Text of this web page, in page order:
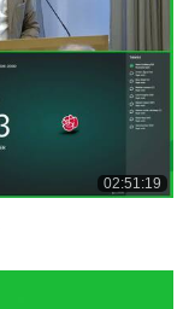
02:51:19